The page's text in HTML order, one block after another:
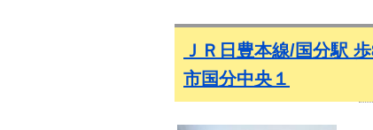
ＪＲ日豊本線/国分駅
市国分中央１